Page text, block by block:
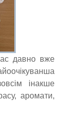
давно вже
інакше
аромати,